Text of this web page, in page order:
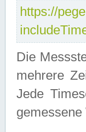
https://
Die
mehrere
Jede
gemessene